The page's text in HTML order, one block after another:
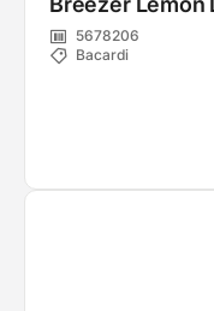
5678206
Bacardi